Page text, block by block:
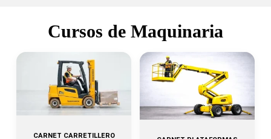
Cursos de Maquinaria
CARNET CARRETILLERO